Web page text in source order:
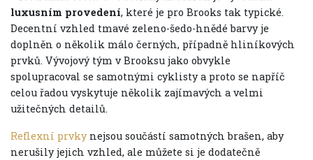
luxusním provedení, které je pro Brooks tak typické.
Decentní vzhled tmavé zeleno-šedo-hnědé barvy je
doplněn o několik málo černých, případně hliníkových
prvků. Vývojový tým v Brooksu jako obvykle
spolupracoval se samotnými cyklisty a proto se napříč
celou řadou vyskytuje několik zajímavých a velmi
užitečných detailů.
Reflexní prvkynejsou součástí samotných brašen, aby
nerušily jejich vzhled, ale můžete si je dodatečně